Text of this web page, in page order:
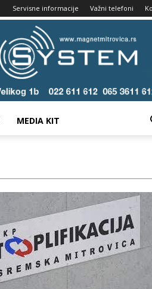
Servisne informacije Važni telefoni
MEDIA KIT